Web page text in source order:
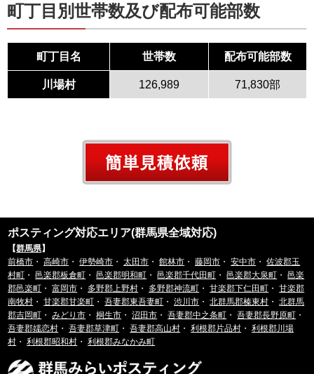
町丁目別世帯数及び配布可能部数
町丁目名 世帯数 配布可能部数
川場村 126,989 71,830部
ポスティング対応エリア(群馬県全域対応)
【群馬県】
前橋市 ・高崎市 ・伊勢崎市 ・太田市 ・館林市 ・藤岡市 ・安中市 ・佐波郡玉
村町 ・邑楽郡板倉町 ・邑楽郡明和町 ・邑楽郡千代田町 ・邑楽郡大泉町 ・邑楽
郡邑楽町 ・富岡市 ・ 多野郡上野村 ・ 多野郡神流町 ・甘楽郡下仁田町 ・甘楽郡
南牧村 ・甘楽郡甘楽町 ・吾妻郡東吾妻町 ・渋川市 ・北群馬郡榛東村 ・北群馬
郡吉岡町 ・みどり市 ・桐生市 ・沼田市 ・吾妻郡中之条町 ・吾妻郡長野原町 ・
吾妻郡嬬恋村 ・吾妻郡草津町 ・吾妻郡高山村 ・利根郡片品村 ・利根郡川場
村 ・利根郡昭和村 ・利根郡みなかみ町